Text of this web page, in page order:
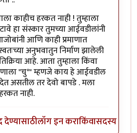
काहीच हरकत नाही ! तुम्हाला
हा संस्कार तुमच्या आईवडीलांनी
आणि काही प्रमाणात
अनुभवातुन निर्माण झालेली
आहे. आता तुम्हाला किंवा
"चु*" म्हणजे काय हे आईवडील
असतील तर देवो बापडे . मला
नाही.
देण्यासाठीलॉग इन कराकिंवासदस्य व्हा